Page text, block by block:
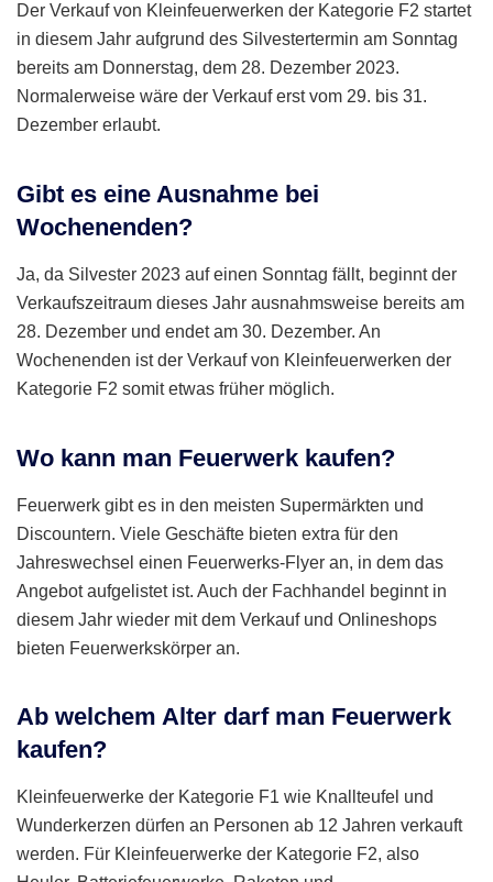
Der Verkauf von Kleinfeuerwerken der Kategorie F2 startet
in diesem Jahr aufgrund des Silvestertermin am Sonntag
bereits am Donnerstag, dem 28. Dezember 2023.
Normalerweise wäre der Verkauf erst vom 29. bis 31.
Dezember erlaubt.
Gibt es eine Ausnahme bei
Wochenenden?
Ja, da Silvester 2023 auf einen Sonntag fällt, beginnt der
Verkaufszeitraum dieses Jahr ausnahmsweise bereits am
28. Dezember und endet am 30. Dezember. An
Wochenenden ist der Verkauf von Kleinfeuerwerken der
Kategorie F2 somit etwas früher möglich.
Wo kann man Feuerwerk kaufen?
Feuerwerk gibt es in den meisten Supermärkten und
Discountern. Viele Geschäfte bieten extra für den
Jahreswechsel einen Feuerwerks-Flyer an, in dem das
Angebot aufgelistet ist. Auch der Fachhandel beginnt in
diesem Jahr wieder mit dem Verkauf und Onlineshops
bieten Feuerwerkskörper an.
Ab welchem Alter darf man Feuerwerk
kaufen?
Kleinfeuerwerke der Kategorie F1 wie Knallteufel und
Wunderkerzen dürfen an Personen ab 12 Jahren verkauft
werden. Für Kleinfeuerwerke der Kategorie F2, also